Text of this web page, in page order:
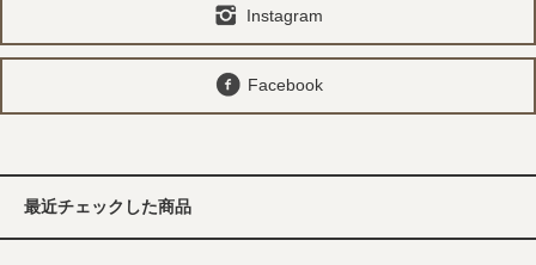
Instagram
Facebook
最近チェックした商品